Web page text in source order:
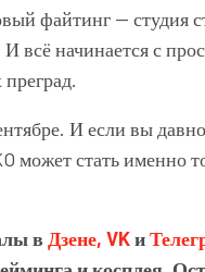
файтинг — студия
всё начинается с
И если вы
может стать именно
в Дзене, VKи